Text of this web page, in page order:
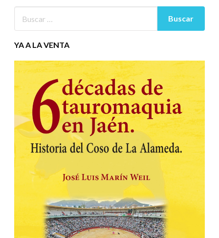
YA A LA VENTA